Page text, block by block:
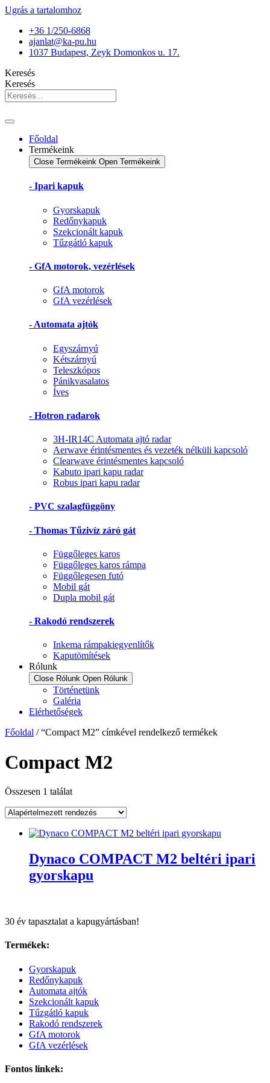
Ugrás a tartalomhoz
+36 1/250-6868
ajanlat@ka-pu.hu
1037 Budapest, Zeyk Domonkos u. 17.
Keresés
Keresés
Főoldal
Termékeink
Close Termékeink Open Termékeink
- Ipari kapuk
Gyorskapuk
Redőnykapuk
Szekcionált kapuk
Tűzgátló kapuk
- GfA motorok, vezérlések
GfA motorok
GfA vezérlések
- Automata ajtók
Egyszárnyú
Kétszárnyú
Teleszkópos
Pánikvasalatos
Íves
- Hotron radarok
3H-IR14C Automata ajtó radar
Aerwave érintésmentes és vezeték nélküli kapcsoló
Clearwave érintésmentes kapcsoló
Kabuto ipari kapu radar
Robus ipari kapu radar
- PVC szalagfüggöny
- Thomas Tűzivíz záró gát
Függőleges karos
Függőleges karos rámpa
Függőlegesen futó
Mobil gát
Dupla mobil gát
- Rakodó rendszerek
Inkema rámpakiegyenlítők
Kaputömítések
Rólunk
Close Rólunk Open Rólunk
Történetünk
Galéria
Elérhetőségek
Főoldal / “Compact M2” címkével rendelkező termékek
Compact M2
Összesen 1 találat
Dynaco COMPACT M2 beltéri ipari
gyorskapu
30 év tapasztalat a kapugyártásban!
Termékek:
Gyorskapuk
Redőnykapuk
Automata ajtók
Szekcionált kapuk
Tűzgátló kapuk
Rakodó rendszerek
GfA motorok
GfA vezérlések
Fontos linkek: